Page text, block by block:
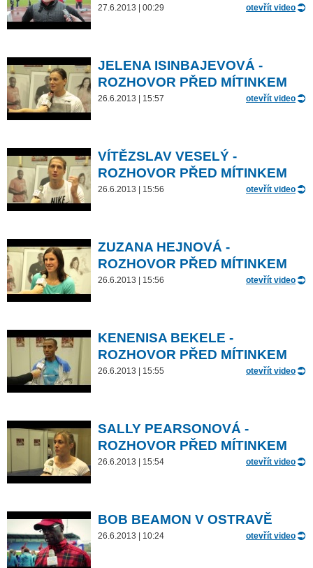
27.6.2013 | 00:29 otevřít video
JELENA ISINBAJEVOVÁ -
ROZHOVOR PŘED MÍTINKEM
26.6.2013 | 15:57 otevřít video
VÍTĚZSLAV VESELÝ -
ROZHOVOR PŘED MÍTINKEM
26.6.2013 | 15:56 otevřít video
ZUZANA HEJNOVÁ -
ROZHOVOR PŘED MÍTINKEM
26.6.2013 | 15:56 otevřít video
KENENISA BEKELE -
ROZHOVOR PŘED MÍTINKEM
26.6.2013 | 15:55 otevřít video
SALLY PEARSONOVÁ -
ROZHOVOR PŘED MÍTINKEM
26.6.2013 | 15:54 otevřít video
BOB BEAMON V OSTRAVĚ
26.6.2013 | 10:24 otevřít video